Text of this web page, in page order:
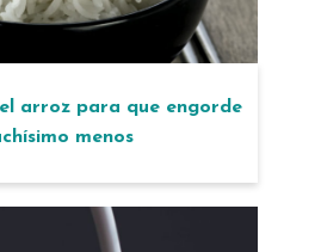
arroz para que engorde
menos